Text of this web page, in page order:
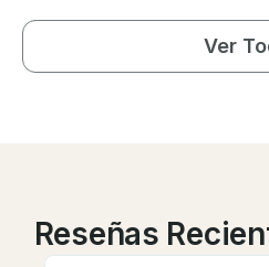
Ver
Reseñas